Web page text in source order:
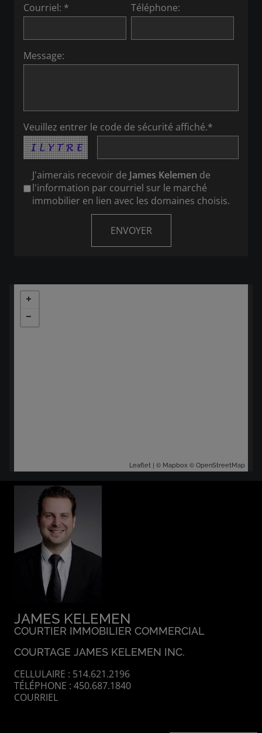
Courriel: * Téléphone:
Message:
Veuillez entrer le code de sécurité affiché.*
J'aimerais recevoir de James Kelemen de
l'information par courriel sur le marché
immobilier en lien avec les domaines choisis.
Leaflet | © Mapbox © OpenStreetMap
JAMES KELEMEN
COURTIER IMMOBILIER COMMERCIAL
COURTAGE JAMES KELEMEN INC.
CELLULAIRE : 514.621.2196
TÉLÉPHONE : 450.687.1840
COURRIEL